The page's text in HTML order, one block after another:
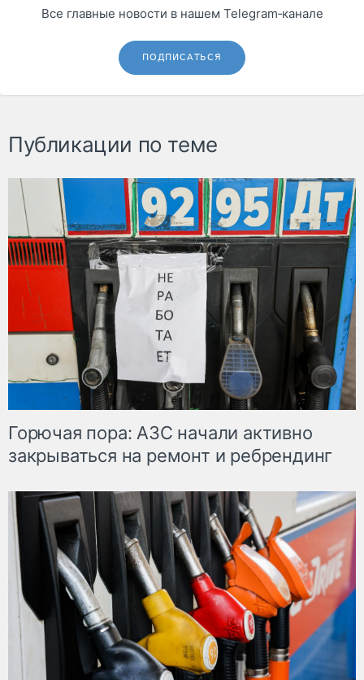
Все главные новости в нашем Telegram‑канале
ПОДПИСАТЬСЯ
Публикации по теме
Горючая пора: АЗС начали активно
закрываться на ремонт и ребрендинг